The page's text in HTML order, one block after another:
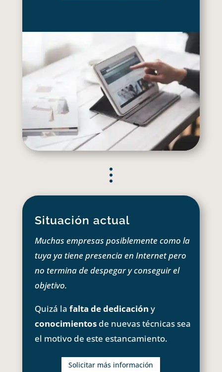
Situación actual
Muchas empresas posiblemente como la
tuya ya tiene presencia en Internet pero
no termina de despegar y conseguir el
objetivo.
Quizá la falta de dedicación y
conocimientosde nuevas técnicas sea
el motivo de este estancamiento.
Solicitar más información